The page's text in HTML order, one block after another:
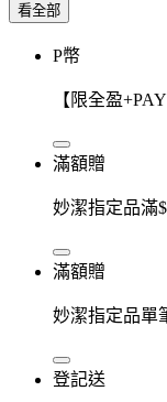
看全部
P幣
【限全盈
滿額贈
妙潔指定品滿
滿額贈
妙潔指定品單
登記送